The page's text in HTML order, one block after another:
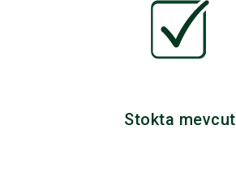
Stokta mevcut